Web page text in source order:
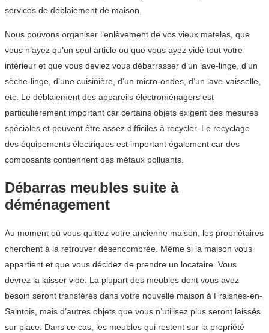
services de déblaiement de maison.
Nous pouvons organiser l’enlèvement de vos vieux matelas, que
vous n’ayez qu’un seul article ou que vous ayez vidé tout votre
intérieur et que vous deviez vous débarrasser d’un lave-linge, d’un
sèche-linge, d’une cuisinière, d’un micro-ondes, d’un lave-vaisselle,
etc. Le déblaiement des appareils électroménagers est
particulièrement important car certains objets exigent des mesures
spéciales et peuvent être assez difficiles à recycler. Le recyclage
des équipements électriques est important également car des
composants contiennent des métaux polluants.
Débarras meubles suite à
déménagement
Au moment où vous quittez votre ancienne maison, les propriétaires
cherchent à la retrouver désencombrée. Même si la maison vous
appartient et que vous décidez de prendre un locataire. Vous
devrez la laisser vide. La plupart des meubles dont vous avez
besoin seront transférés dans votre nouvelle maison à Fraisnes-en-
Saintois, mais d’autres objets que vous n’utilisez plus seront laissés
sur place. Dans ce cas, les meubles qui restent sur la propriété